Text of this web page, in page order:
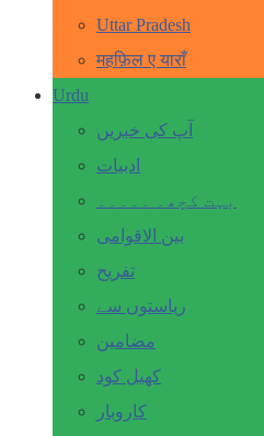
Uttar Pradesh
महफ़िल ए याराँ
Urdu
آپ کی خبریں
ادبیات
بہت کچھ۔ ۔۔۔۔۔
بین الاقوامی
تفریح
ریاستوں سے
مضامین
کھیل کود
کاروبار